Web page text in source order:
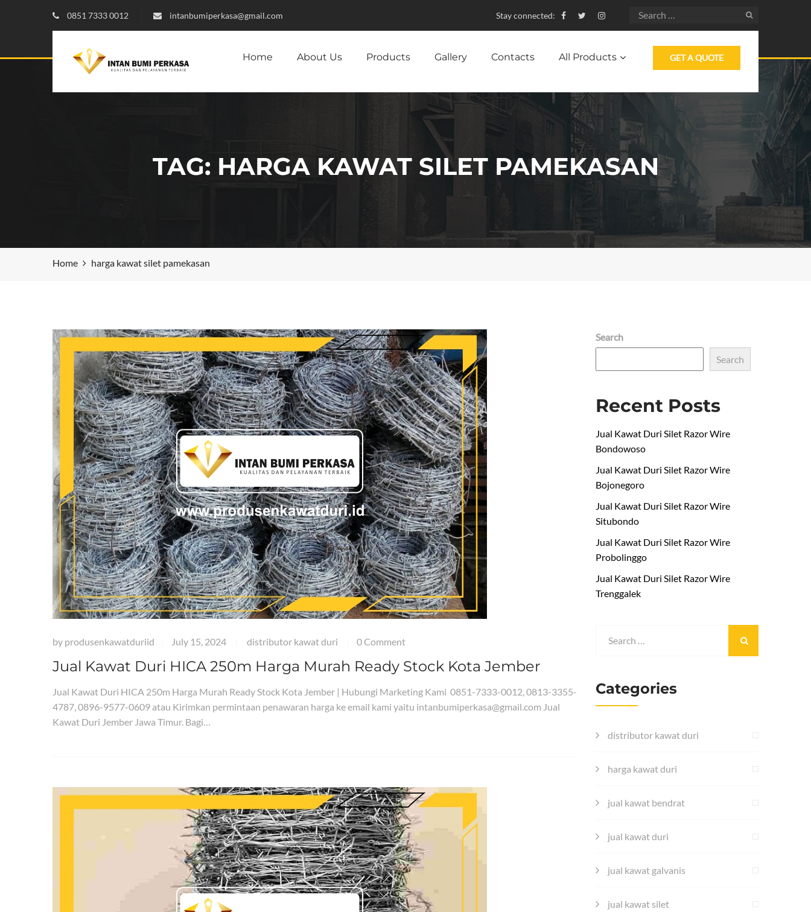
0851 7333 0012 intanbumiperkasa@gmail.com Stay connected:
Home About Us Products Gallery Contacts All Products GET A QUOTE
TAG: HARGA KAWAT SILET PAMEKASAN
Home harga kawat silet pamekasan
by produsenkawatduriid July 15, 2024 distributor kawat duri 0 Comment
Jual Kawat Duri HICA 250m Harga Murah Ready Stock Kota Jember
Jual Kawat Duri HICA 250m Harga Murah Ready Stock Kota Jember | Hubungi Marketing Kami 0851-7333-0012, 0813-3355-
4787, 0896-9577-0609 atau Kirimkan permintaan penawaran harga ke email kami yaitu intanbumiperkasa@gmail.com Jual
Kawat Duri Jember Jawa Timur. Bagi…
Search
Search
Recent Posts
Jual Kawat Duri Silet Razor Wire
Bondowoso
Jual Kawat Duri Silet Razor Wire
Bojonegoro
Jual Kawat Duri Silet Razor Wire
Situbondo
Jual Kawat Duri Silet Razor Wire
Probolinggo
Jual Kawat Duri Silet Razor Wire
Trenggalek
Categories
distributor kawat duri
harga kawat duri
jual kawat bendrat
jual kawat duri
jual kawat galvanis
jual kawat silet